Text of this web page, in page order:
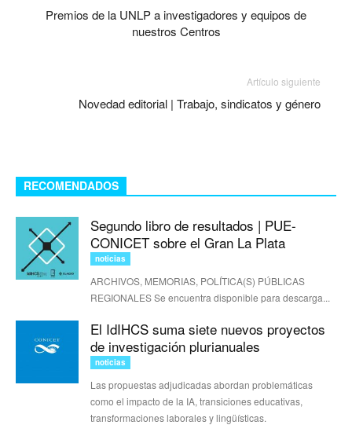
Premios de la UNLP a investigadores y equipos de
nuestros Centros
Artículo siguiente
Novedad editorial | Trabajo, sindicatos y género
RECOMENDADOS
Segundo libro de resultados | PUE-
CONICET sobre el Gran La Plata
noticias
ARCHIVOS, MEMORIAS, POLÍTICA(S) PÚBLICAS
REGIONALES Se encuentra disponible para descarga...
El IdIHCS suma siete nuevos proyectos
de investigación plurianuales
noticias
Las propuestas adjudicadas abordan problemáticas
como el impacto de la IA, transiciones educativas,
transformaciones laborales y lingüísticas.